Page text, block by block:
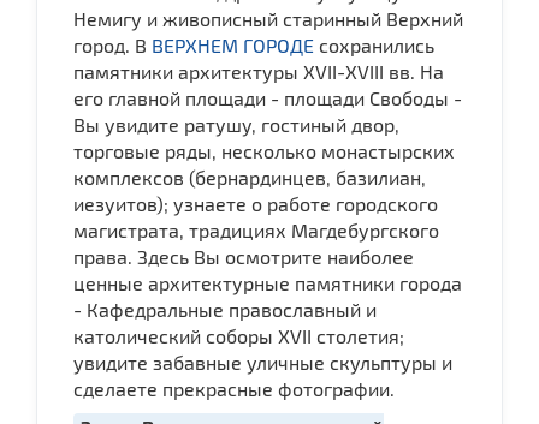
Немигу и живописный старинный Верхний
город. В ВЕРХНЕМ ГОРОДЕ сохранились
памятники архитектуры XVII-XVIII вв. На
его главной площади - площади Свободы -
Вы увидите ратушу, гостиный двор,
торговые ряды, несколько монастырских
комплексов (бернардинцев, базилиан,
иезуитов); узнаете о работе городского
магистрата, традициях Магдебургского
права. Здесь Вы осмотрите наиболее
ценные архитектурные памятники города
- Кафедральные православный и
католический соборы ХVII столетия;
увидите забавные уличные скульптуры и
сделаете прекрасные фотографии.